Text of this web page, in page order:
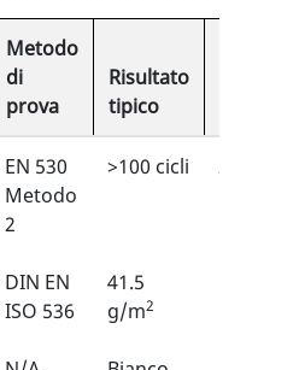
Metodo
di
prova
Risultato
tipico
EN 530
Metodo
2
>100 cicli 2/6
DIN EN
ISO 536
41.5
g/m2